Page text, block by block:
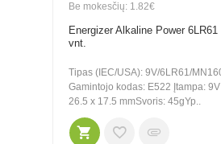
Be mokesčių: 1.82€
Energizer Alkaline Power
vnt.
Tipas (IEC/USA): 9V/6LR61/
Gamintojo kodas: E522 Įtampa:
26.5 x 17.5 mmSvoris: 45gYp..